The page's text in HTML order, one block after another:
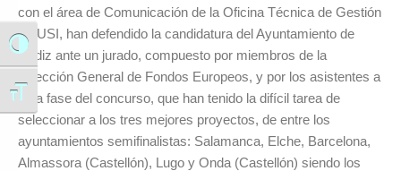
Alternar alto contraste
Alternar tamaño de letra
con el área de Comunicación de la Oficina Técnica de Gestión
EDUSI, han defendido la candidatura del Ayuntamiento de
Cádiz ante un jurado, compuesto por miembros de la
Dirección General de Fondos Europeos, y por los asistentes a
esta fase del concurso, que han tenido la difícil tarea de
seleccionar a los tres mejores proyectos, de entre los
ayuntamientos semifinalistas: Salamanca, Elche, Barcelona,
Almassora (Castellón), Lugo y Onda (Castellón) siendo los